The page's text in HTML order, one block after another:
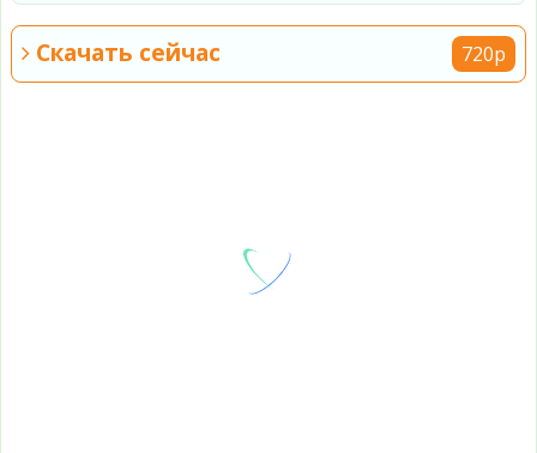
Скачать сейчас 720p